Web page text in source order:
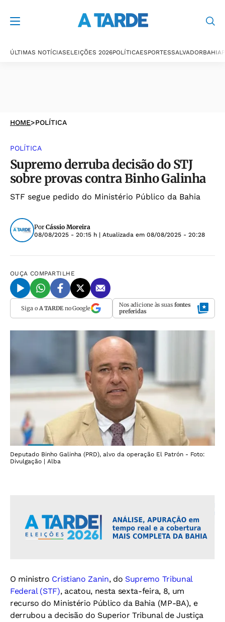
ÚLTIMAS NOTÍCIASELEIÇÕES 2026POLÍTICAESPORTESSALVADORBAHIA
HOME>POLÍTICA
POLÍTICA
Supremo derruba decisão do STJ
sobre provas contra Binho Galinha
STF segue pedido do Ministério Público da Bahia
Por Cássio Moreira
08/08/2025 - 20:15 h | Atualizada em 08/08/2025 - 20:28
OUÇA COMPARTILHE
Siga o A TARDEno Google Nos adicione às suas fontes
preferidas
Deputado Binho Galinha (PRD), alvo da operação El Patrón - Foto:
Divulgação | Alba
O ministro Cristiano Zanin, do Supremo Tribunal
Federal (STF), acatou, nesta sexta-feira, 8, um
recurso do Ministério Público da Bahia (MP-BA), e
derrubou a decisão do Superior Tribunal de Justiça